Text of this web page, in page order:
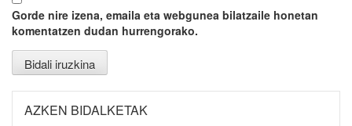
Gorde nire izena, emaila eta webgunea bilatzaile honetan
komentatzen dudan hurrengorako.
AZKEN BIDALKETAK